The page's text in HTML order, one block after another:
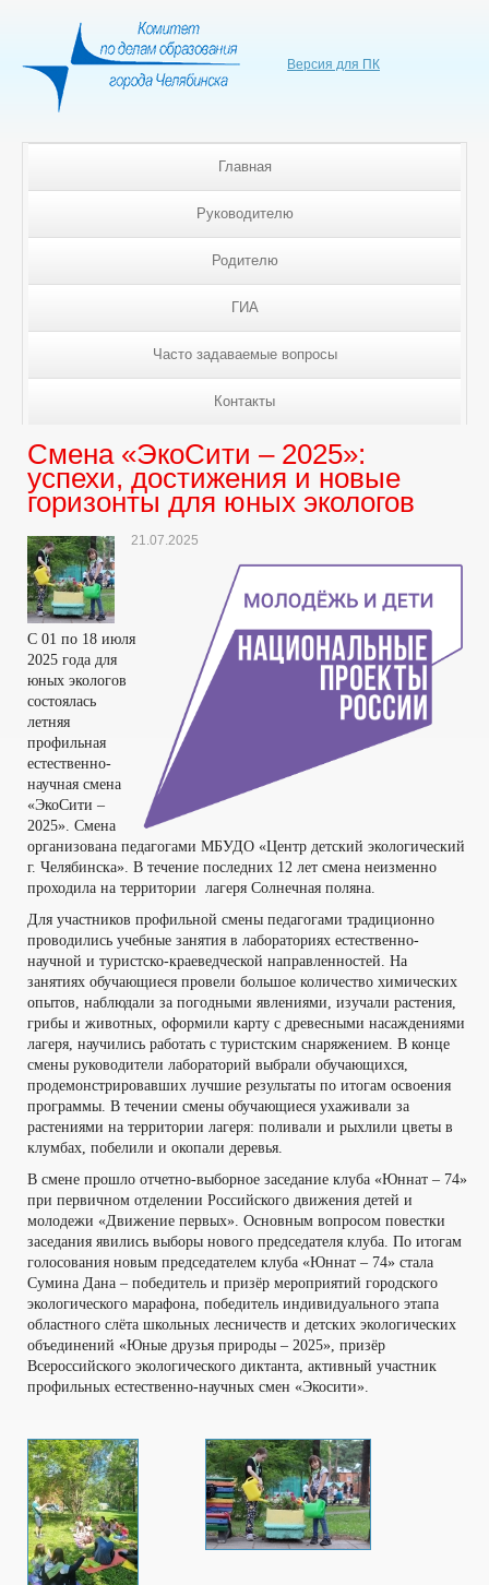
Версия для ПК
Главная
Руководителю
Родителю
ГИА
Часто задаваемые вопросы
Контакты
Смена «ЭкоСити – 2025»:
успехи, достижения и новые
горизонты для юных экологов
21.07.2025
С 01 по 18 июля
2025 года для
юных экологов
состоялась
летняя
профильная
естественно-
научная смена
«ЭкоСити –
2025». Смена
организована педагогами МБУДО «Центр детский экологический
г. Челябинска». В течение последних 12 лет смена неизменно
проходила на территории лагеря Солнечная поляна.
Для участников профильной смены педагогами традиционно
проводились учебные занятия в лабораториях естественно-
научной и туристско-краеведческой направленностей. На
занятиях обучающиеся провели большое количество химических
опытов, наблюдали за погодными явлениями, изучали растения,
грибы и животных, оформили карту с древесными насаждениями
лагеря, научились работать с туристским снаряжением. В конце
смены руководители лабораторий выбрали обучающихся,
продемонстрировавших лучшие результаты по итогам освоения
программы. В течении смены обучающиеся ухаживали за
растениями на территории лагеря: поливали и рыхлили цветы в
клумбах, побелили и окопали деревья.
В смене прошло отчетно-выборное заседание клуба «Юннат – 74»
при первичном отделении Российского движения детей и
молодежи «Движение первых». Основным вопросом повестки
заседания явились выборы нового председателя клуба. По итогам
голосования новым председателем клуба «Юннат – 74» стала
Сумина Дана – победитель и призёр мероприятий городского
экологического марафона, победитель индивидуального этапа
областного слёта школьных лесничеств и детских экологических
объединений «Юные друзья природы – 2025», призёр
Всероссийского экологического диктанта, активный участник
профильных естественно-научных смен «Экосити».